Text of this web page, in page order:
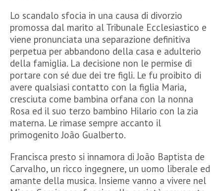
Lo scandalo sfocia in una causa di divorzio
promossa dal marito al Tribunale Ecclesiastico e
viene pronunciata una separazione definitiva
perpetua per abbandono della casa e adulterio
della famiglia. La decisione non le permise di
portare con sé due dei tre figli. Le fu proibito di
avere qualsiasi contatto con la figlia Maria,
cresciuta come bambina orfana con la nonna
Rosa ed il suo terzo bambino Hilario con la zia
materna. Le rimase sempre accanto il
primogenito João Gualberto.
Francisca presto si innamora di João Baptista de
Carvalho, un ricco ingegnere, un uomo liberale ed
amante della musica. Insieme vanno a vivere nel